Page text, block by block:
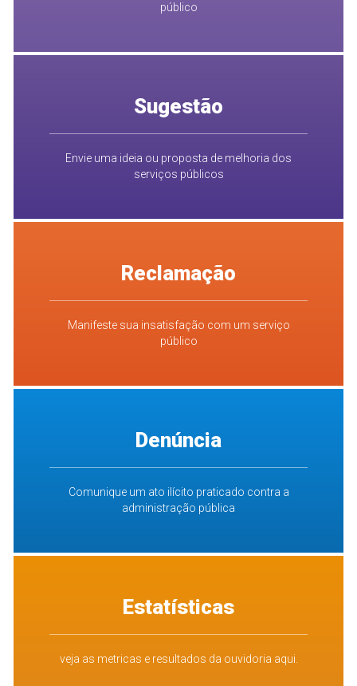
público
Sugestão
Envie uma ideia ou proposta de melhoria dos
serviços públicos
Reclamação
Manifeste sua insatisfação com um serviço
público
Denúncia
Comunique um ato ilícito praticado contra a
administração pública
Estatísticas
veja as metricas e resultados da ouvidoria aqui.